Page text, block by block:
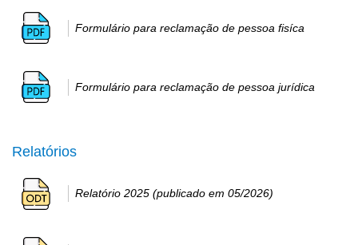
Formulário para reclamação de pessoa fisíca
Formulário para reclamação de pessoa jurídica
Relatórios
Relatório 2025 (publicado em 05/2026)